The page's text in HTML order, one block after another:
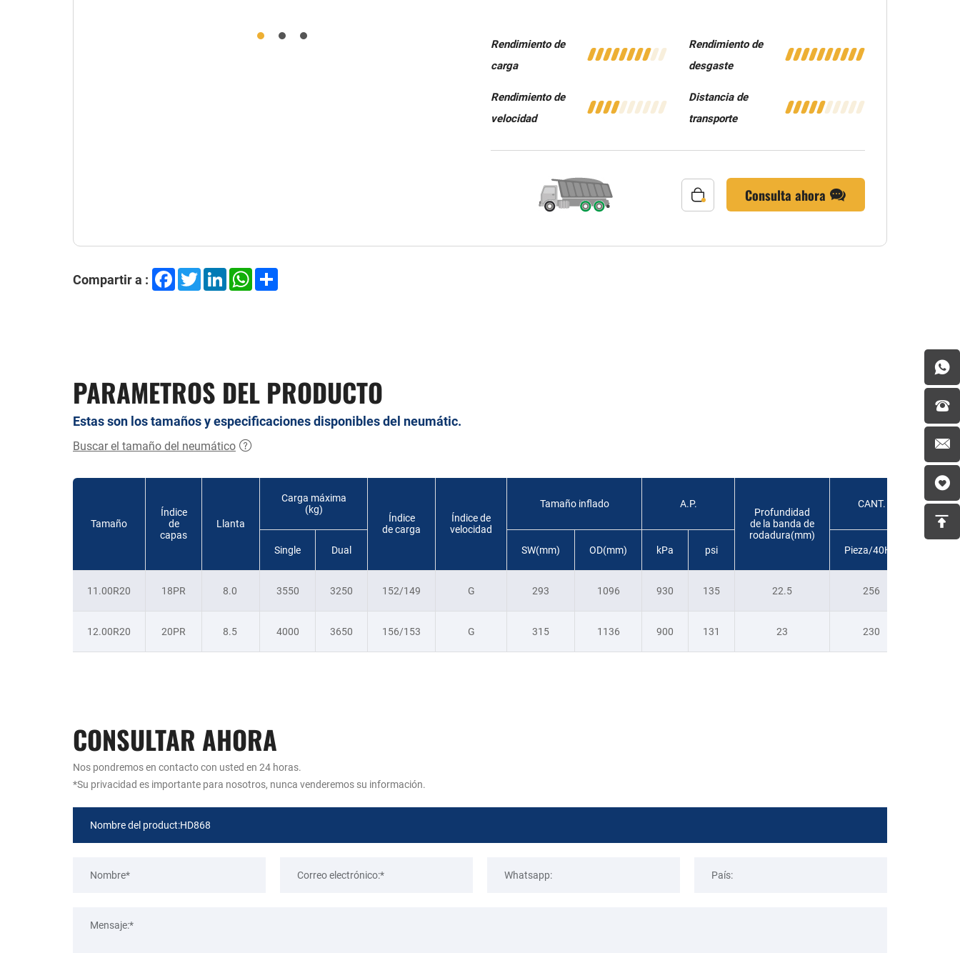
Rendimiento de
carga
Rendimiento de
desgaste
Rendimiento de
velocidad
Distancia de
transporte
Consulta ahora
Compartir a : FacebookTwitterLinkedInWhatsApp
PARAMETROS DEL PRODUCTO
Estas son los tamaños y especificaciones disponibles del neumátic.
Buscar el tamaño del neumático
Tamaño
Índice
de
capas
Llanta
Carga máxima
(kg)
Índice
de carga
Índice de
velocidad
Tamaño inflado A.P.
Profundidad
de la banda de
rodadura(mm)
CANT.
Single Dual SW(mm) OD(mm) kPa psi Pieza/40HQ
11.00R20 18PR 8.0 3550 3250 152/149 G 293 1096 930 135 22.5 256
12.00R20 20PR 8.5 4000 3650 156/153 G 315 1136 900 131 23 230
CONSULTAR AHORA
Nos pondremos en contacto con usted en 24 horas.
*Su privacidad es importante para nosotros, nunca venderemos su información.